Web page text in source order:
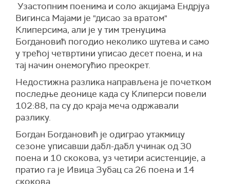
Узастопним поенима и соло акцијама Ендрјуа
Вигинса Мајами је "дисао за вратом"
Клиперсима, али је у тим тренуцима
Богдановић погодио неколико шутева и само
у трећој четвртини уписао десет поена, и на
тај начин онемогућио преокрет.
Недостижна разлика направљена је почетком
последње деонице када су Клиперси повели
102:88, па су до краја меча одржавали
разлику.
Богдан Богдановић је одиграо утакмицу
сезоне уписавши дабл-дабл учинак од 30
поена и 10 скокова, уз четири асистенције, а
пратио га је Ивица Зубац са 26 поена и 14
скокова.